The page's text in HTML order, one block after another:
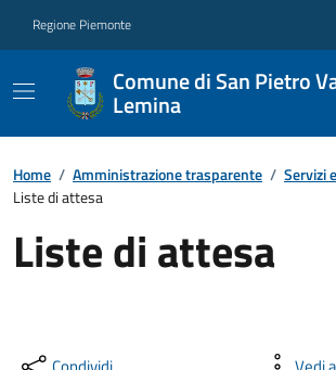
Regione Piemonte
Comune di San Pietro
Lemina
Home / Amministrazione trasparente / Servizi
Liste di attesa
Liste di attesa